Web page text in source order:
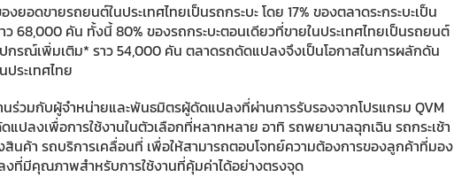
งยอดขายรถยนต์ในประเทศไทยเป็นรถกระบะ โดย 17% ของตลาดระกระบะเป็น
68,000 คัน ทั้งนี้ 80% ของรถกระบะตอนเดียวที่ขายในประเทศไทยเป็นรถยนต์
รณ์เพิ่มเติม* ราว 54,000 คัน ตลาดรถดัดแปลงจึงเป็นโอกาสในการผลักดัน
ระเทศไทย
นร่วมกับผู้จำหน่ายและพันธมิตรผู้ดัดแปลงที่ผ่านการรับรองจากโปรแกรม QVM
แปลงเพื่อการใช้งานในตัวเลือกที่หลากหลาย อาทิ รถพยาบาลฉุกเฉิน รถกระเช้า
นค้า รถบริการเคลื่อนที่ เพื่อให้สามารถตอบโจทย์ความต้องการของลูกค้าที่มอง
ที่มีคุณภาพสำหรับการใช้งานที่คุ้มค่าได้อย่างตรงจุด